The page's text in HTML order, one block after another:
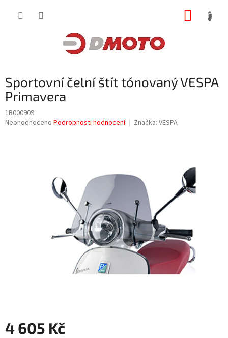
Sportovní čelní štít tónovaný VESPA
Primavera
1B000909
Průměrné
Neohodnoceno Podrobnosti hodnocení Značka: VESPA
4 605 Kč